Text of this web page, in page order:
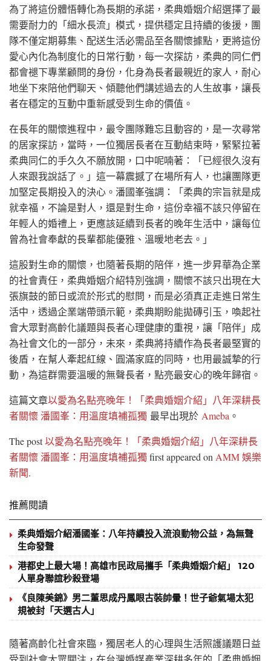
為了將這份體悟轉化為長期的承諾，柔典婚姻介紹選擇了最
需要耐力的「細水長流」模式，提供穩定且持續的後援，團
隊不僅定期募集、配送生活必需品至各關懷據點，更將這份
愛心內化為制度化的日常行動，每一次探訪，柔典的同仁們
都會褪下專業顧問的身份，化身為長者最親近的家人，耐心
地坐下來陪他們聊天、傾聽他們講述過去的人生故事，讓長
者在穩定的互動中重新感受到生命的價值。
在長年的關懷進程中，最令團隊難忘且動容的，是一次尋常
的居家探訪，當時，一位獨居長者在互動結束時，緊緊拉著
柔典同仁的手久久不願放開，口中呢喃著：「已經很久沒有
人來跟我說話了。」這一幕震撼了在場所有人，也讓團隊更
加堅定長期投入的決心。潘國峯強調：「柔典的宗旨就是成
就幸福，不論是對人，還是對生命，這份幸福不該只停留在
年輕人的婚禮上，更應該延續到長者的晚年生活中，讓每位
曾為社會奉獻的長輩都能優雅、溫暖地老去。」
這股對生命的關懷，也隨著長期的陪伴，進一步昇華為企業
的社會責任，柔典婚姻介紹特別強調，關懷不該只出現在大
張旗鼓的節日或流於形式的慰問，而是必須真正走進日常生
活中，透過企業端帶頭示範，柔典期盼能拋磚引玉，喚起社
會大眾對高齡化議題與長者心理健康的重視，讓「陪伴」成
為社會文化的一部分，未來，柔典將持續作為長者最堅實的
後盾，在幫人牽起紅線、圓滿家庭的同時，也用最誠摯的行
動，為這群需要溫暖的無聲長者，點亮最安心的晚年歸宿。
這篇文章以愛為名點亮晚年！「柔典婚姻介紹」八年深耕長
者關懷 潘國峯：用溫度填補孤獨 最早出現於 Ameba 。
The post以愛為名點亮晚年！「柔典婚姻介紹」八年深耕長
者關懷 潘國峯：用溫度填補孤獨 first appeared on AMM 娛樂
新聞.
推薦閱讀
柔典婚姻介紹潘國峯：八年持續投入流浪動物公益，為無聲
生命發聲
港都史上最大場！高雄市民政局攜手「柔典婚姻介紹」 120
人單身聯誼秒殺登場
《良陳美錦》男二董思成丹鳳眼古裝帥暈！世子爺氣場太犯
規被封「天選古人」
隨著高齡化社會來臨，獨居老人的心理與生活照護議題日益